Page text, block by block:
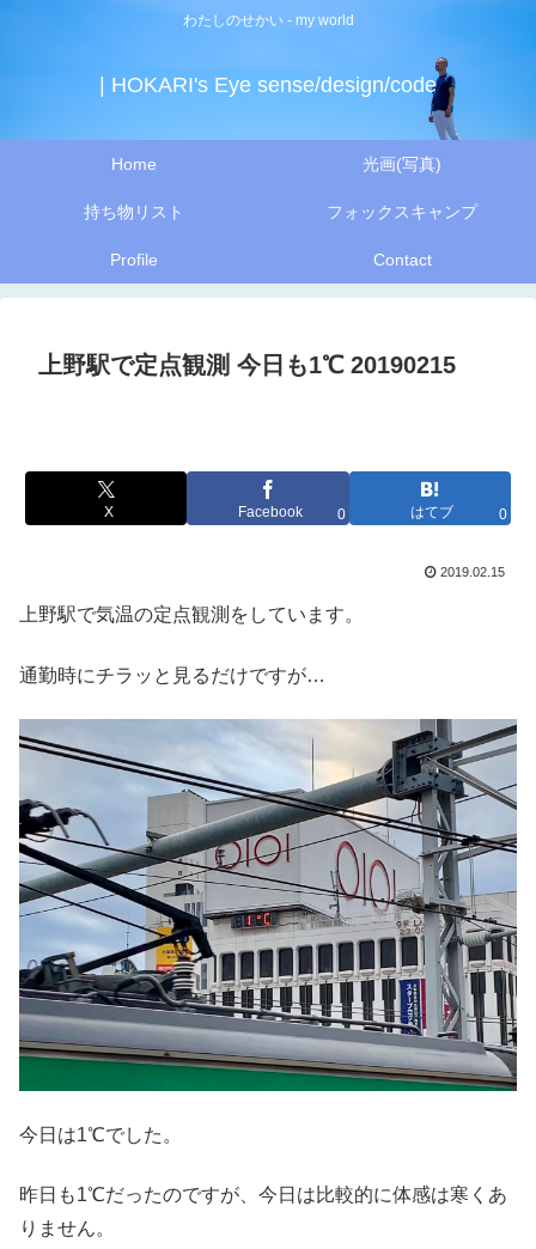
わたしのせかい - my world
| HOKARI's Eye sense/design/code
Home 光画(写真)
持ち物リスト フォックスキャンプ
Profile Contact
上野駅で定点観測 今日も1℃ 20190215
X Facebook 0 はてブ 0
2019.02.15
上野駅で気温の定点観測をしています。
通勤時にチラッと見るだけですが…
今日は1℃でした。
昨日も1℃だったのですが、今日は比較的に体感は寒くあ
りません。